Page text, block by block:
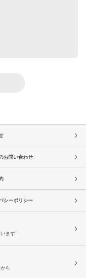
お問い合わせ
シーポリシー
ます!
ら